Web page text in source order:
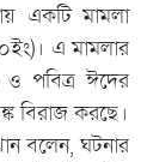
একটি মামলা
এ মামলার
ও পবিত্র ঈদের
বিরাজ করছে।
বলেন, ঘটনার